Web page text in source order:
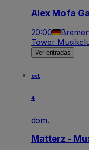
Alex Mofa
20:00
Tower
Ver entradas
oct
4
dom.
Matterz -